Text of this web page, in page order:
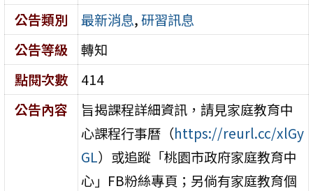
公告類別
最新消息,研習訊息
公告等級
轉知
點閱次數
414
公告內容
旨揭課程詳細資訊，請見家庭教育中
心課程行事曆（https://reurl.cc/xlGy
GL）或追蹤「桃園市政府家庭教育中
心」FB粉絲專頁；另倘有家庭教育個